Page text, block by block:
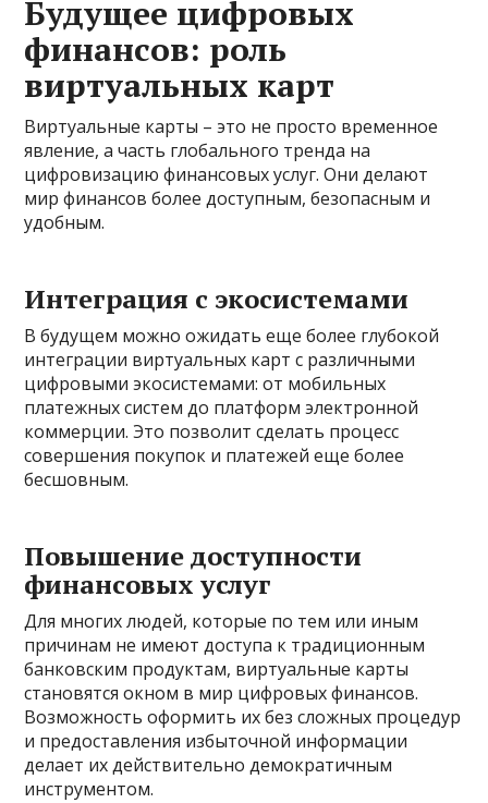
Будущее цифровых
финансов: роль
виртуальных карт
Виртуальные карты – это не просто временное
явление, а часть глобального тренда на
цифровизацию финансовых услуг. Они делают
мир финансов более доступным, безопасным и
удобным.
Интеграция с экосистемами
В будущем можно ожидать еще более глубокой
интеграции виртуальных карт с различными
цифровыми экосистемами: от мобильных
платежных систем до платформ электронной
коммерции. Это позволит сделать процесс
совершения покупок и платежей еще более
бесшовным.
Повышение доступности
финансовых услуг
Для многих людей, которые по тем или иным
причинам не имеют доступа к традиционным
банковским продуктам, виртуальные карты
становятся окном в мир цифровых финансов.
Возможность оформить их без сложных процедур
и предоставления избыточной информации
делает их действительно демократичным
инструментом.